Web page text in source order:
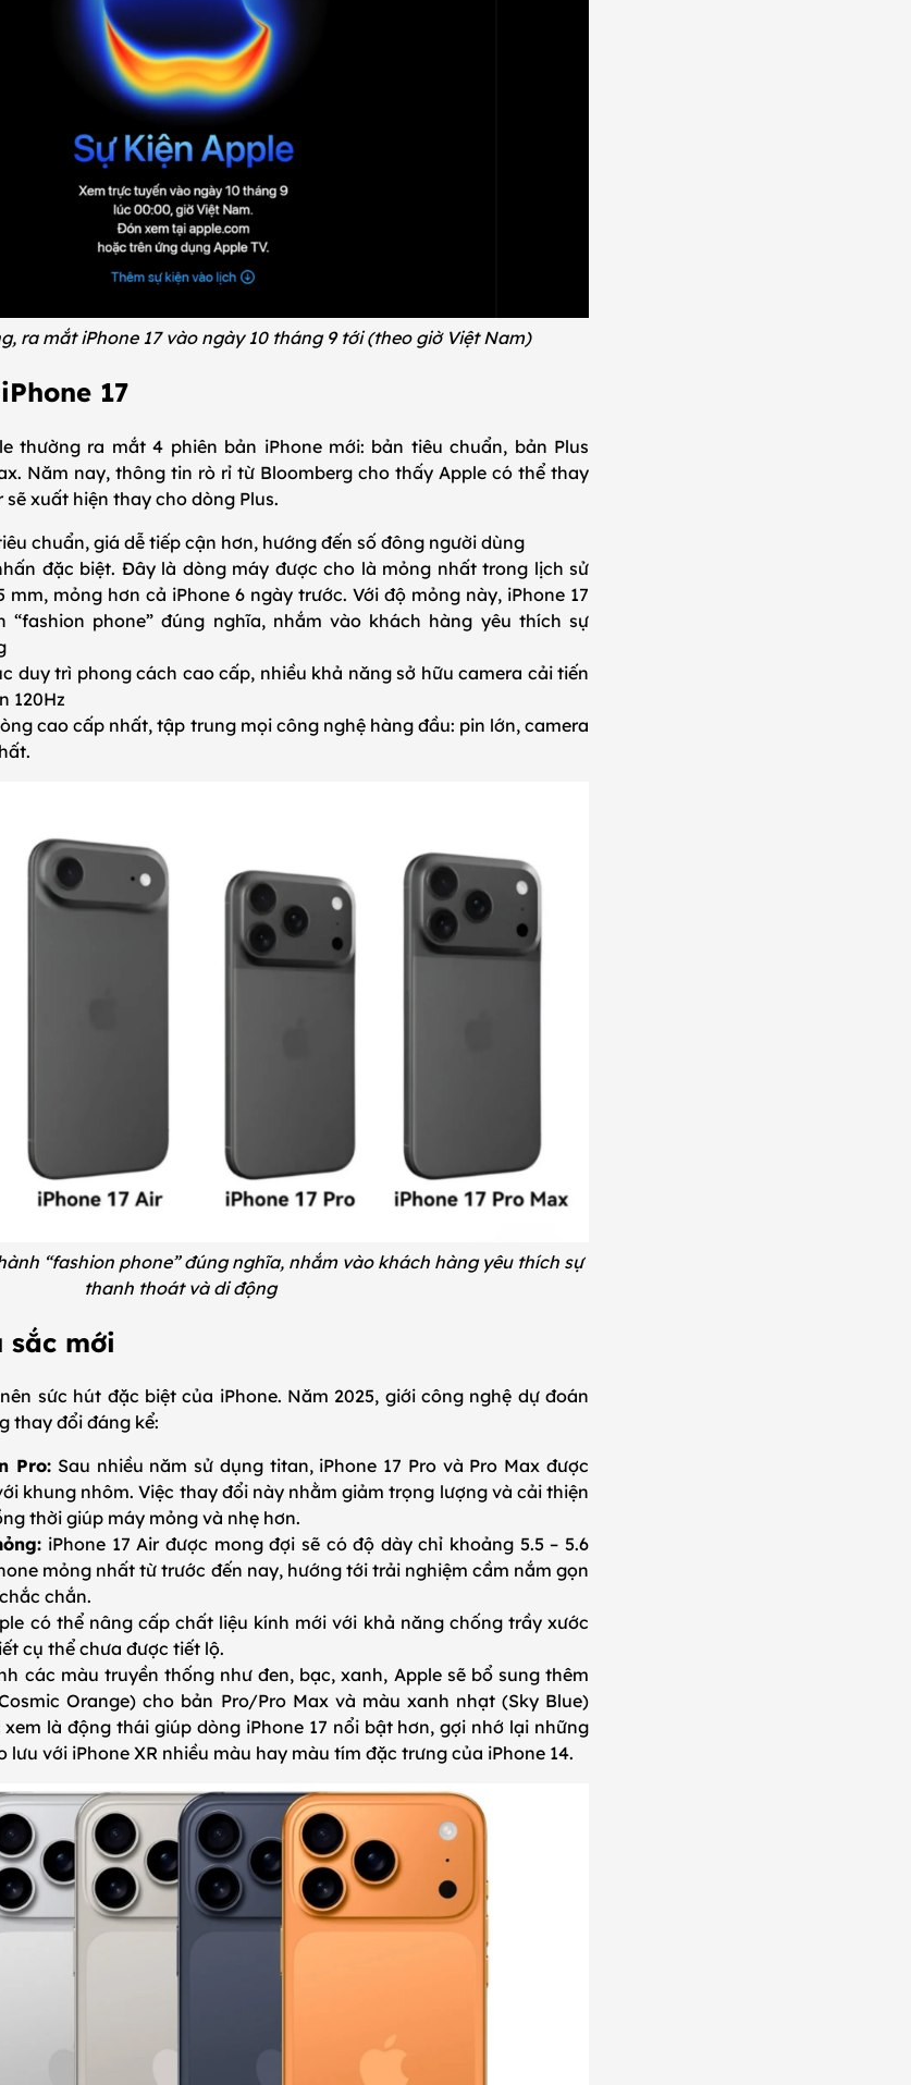
ra mắt iPhone 17 vào ngày 10 tháng 9 tới (theo giờ Việt Nam)
17
thường ra mắt 4 phiên bản iPhone mới: bản tiêu chuẩn, bản Plus
Năm nay, thông tin rò rỉ từ Bloomberg cho thấy Apple có thể thay
sẽ xuất hiện thay cho dòng Plus.
chuẩn, giá dễ tiếp cận hơn, hướng đến số đông người dùng
đặc biệt. Đây là dòng máy được cho là mỏng nhất trong lịch sử
mm, mỏng hơn cả iPhone 6 ngày trước. Với độ mỏng này, iPhone 17
“fashion phone” đúng nghĩa, nhắm vào khách hàng yêu thích sự
duy trì phong cách cao cấp, nhiều khả năng sở hữu camera cải tiến
120Hz
cao cấp nhất, tập trung mọi công nghệ hàng đầu: pin lớn, camera
“fashion phone” đúng nghĩa, nhắm vào khách hàng yêu thích sự
thanh thoát và di động
sắc mới
sức hút đặc biệt của iPhone. Năm 2025, giới công nghệ dự đoán
thay đổi đáng kể:
Pro: Sau nhiều năm sử dụng titan, iPhone 17 Pro và Pro Max được
khung nhôm. Việc thay đổi này nhằm giảm trọng lượng và cải thiện
thời giúp máy mỏng và nhẹ hơn.
iPhone 17 Air được mong đợi sẽ có độ dày chỉ khoảng 5.5 – 5.6
mỏng nhất từ trước đến nay, hướng tới trải nghiệm cầm nắm gọn
chắn.
có thể nâng cấp chất liệu kính mới với khả năng chống trầy xước
cụ thể chưa được tiết lộ.
các màu truyền thống như đen, bạc, xanh, Apple sẽ bổ sung thêm
Orange) cho bản Pro/Pro Max và màu xanh nhạt (Sky Blue)
là động thái giúp dòng iPhone 17 nổi bật hơn, gợi nhớ lại những
lưu với iPhone XR nhiều màu hay màu tím đặc trưng của iPhone 14.